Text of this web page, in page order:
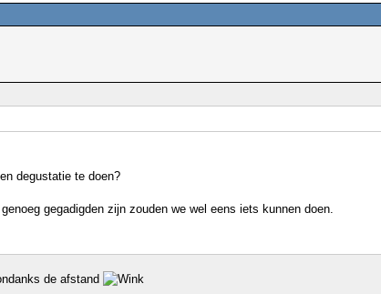
degustatie te doen?
gegadigden zijn zouden we wel eens iets kunnen doen.
de afstand